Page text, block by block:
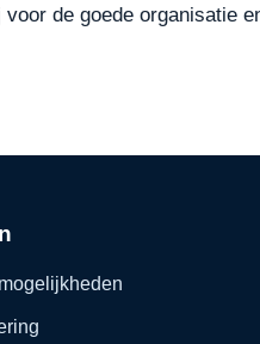
de goede organisatie